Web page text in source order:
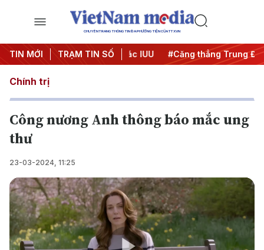
CHUYÊN TRANG THÔNG TIN ĐA PHƯƠNG TIỆN CỦA TTXVN
TIN MỚI TRẠM TIN SỐ
đêm #Chống khai thác IUU #Căng thẳng Trung Đông
Chính trị
Công nương Anh thông báo mắc ung
thư
23-03-2024, 11:25